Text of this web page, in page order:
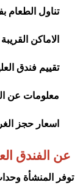
تناول الطعام
الاماكن
تقييم فندق
معلومات عن
اسعار حجز
عن الفندق
توفر المنشأة